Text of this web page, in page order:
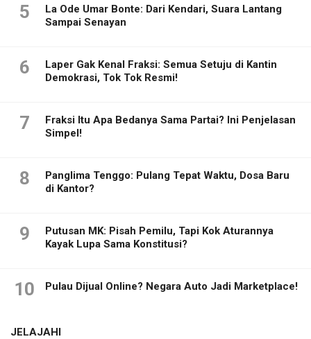
5
La Ode Umar Bonte: Dari Kendari, Suara Lantang
Sampai Senayan
6
Laper Gak Kenal Fraksi: Semua Setuju di Kantin
Demokrasi, Tok Tok Resmi!
7
Fraksi Itu Apa Bedanya Sama Partai? Ini Penjelasan
Simpel!
8
Panglima Tenggo: Pulang Tepat Waktu, Dosa Baru
di Kantor?
9
Putusan MK: Pisah Pemilu, Tapi Kok Aturannya
Kayak Lupa Sama Konstitusi?
10 Pulau Dijual Online? Negara Auto Jadi Marketplace!
JELAJAHI